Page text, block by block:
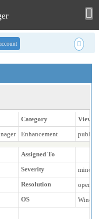
Toggle user menu
Category
View
Enhancement public
Assigned To
Severity
minor
Resolution
open
OS